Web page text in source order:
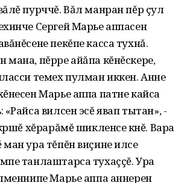
пурччĕ. Вăл манран пĕр çул
Сергей Марье аппасен
пекĕпе касса тухнă.
пĕрре айăпа кĕнĕскере,
темех пулман иккен. Анне
Марье аппа патне кайса
вилсен эсĕ явап тытан», -
хĕрарăмĕ шикленсе ӱкнĕ. Вара
ура тĕпĕн виçине илсе
танлаштарса тухаççĕ. Ура
Марье аппа аннерен